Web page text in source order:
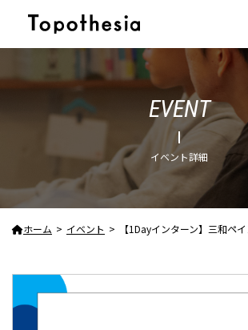
EVENT
イベント詳細
ホーム イベント 【1Dayインターン】三和ペ